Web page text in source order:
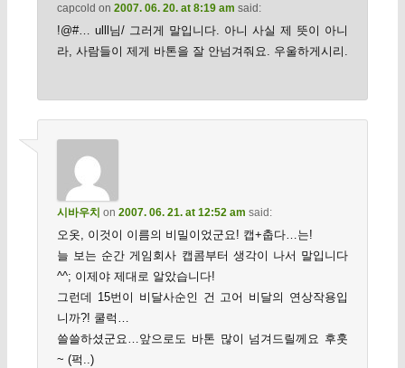
capcold on 2007. 06. 20. at 8:19 am said:
!@#… ulll님/ 그러게 말입니다. 아니 사실 제 뜻이 아니
라, 사람들이 제게 바톤을 잘 안넘겨줘요. 우울하게시리.
시바우치 on 2007. 06. 21. at 12:52 am said:
오옷, 이것이 이름의 비밀이었군요! 캡+춥다…는!
늘 보는 순간 게임회사 캡콤부터 생각이 나서 말입니다
^^; 이제야 제대로 알았습니다!
그런데 15번이 비달사순인 건 고어 비달의 연상작용입
니까?! 쿨럭…
쓸쓸하셨군요…앞으로도 바톤 많이 넘겨드릴께요 후훗
~ (퍽..)